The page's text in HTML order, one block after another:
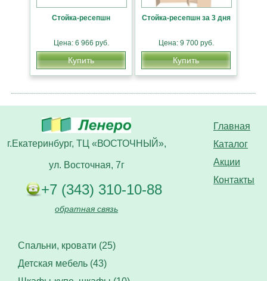
Стойка-ресепшн
Цена: 6 966 руб.
Купить
Стойка-ресепшн за 3 дня
Цена: 9 700 руб.
Купить
Главная
Каталог
Акции
Контакты
г.Екатеринбург, ТЦ «ВОСТОЧНЫЙ»,
ул. Восточная, 7г
+7 (343) 310-10-88
обратная связь
Спальни, кровати (25)
Детская мебель (43)